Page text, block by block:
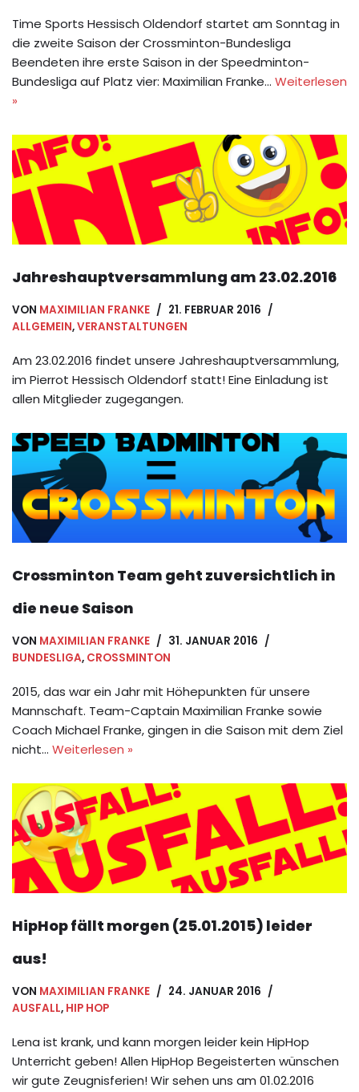
Time Sports Hessisch Oldendorf startet am Sonntag in
die zweite Saison der Crossminton-Bundesliga
Beendeten ihre erste Saison in der Speedminton-
Bundesliga auf Platz vier: Maximilian Franke… Weiterlesen
»
Jahreshauptversammlung am 23.02.2016
VON MAXIMILIAN FRANKE
21. FEBRUAR 2016
ALLGEMEIN,VERANSTALTUNGEN
Am 23.02.2016 findet unsere Jahreshauptversammlung,
im Pierrot Hessisch Oldendorf statt! Eine Einladung ist
allen Mitglieder zugegangen.
Crossminton Team geht zuversichtlich in
die neue Saison
VON MAXIMILIAN FRANKE
31. JANUAR 2016
BUNDESLIGA, CROSSMINTON
2015, das war ein Jahr mit Höhepunkten für unsere
Mannschaft. Team-Captain Maximilian Franke sowie
Coach Michael Franke, gingen in die Saison mit dem Ziel
nicht… Weiterlesen »
HipHop fällt morgen (25.01.2015) leider
aus!
VON MAXIMILIAN FRANKE
24. JANUAR 2016
AUSFALL, HIP HOP
Lena ist krank, und kann morgen leider kein HipHop
Unterricht geben! Allen HipHop Begeisterten wünschen
wir gute Zeugnisferien! Wir sehen uns am 01.02.2016